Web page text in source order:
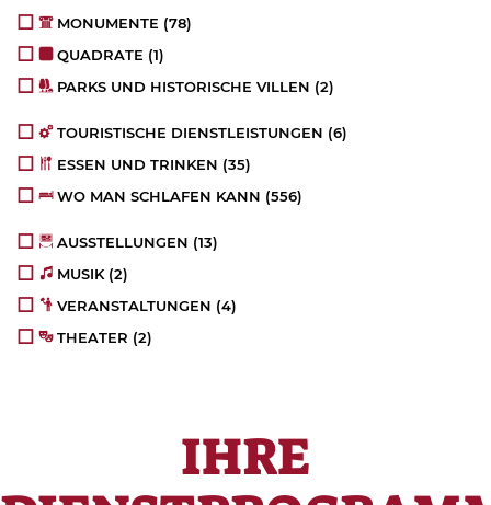
MONUMENTE (78)
QUADRATE (1)
PARKS UND HISTORISCHE VILLEN (2)
TOURISTISCHE DIENSTLEISTUNGEN (6)
ESSEN UND TRINKEN (35)
WO MAN SCHLAFEN KANN (556)
AUSSTELLUNGEN (13)
MUSIK(2)
VERANSTALTUNGEN (4)
THEATER (2)
IHRE